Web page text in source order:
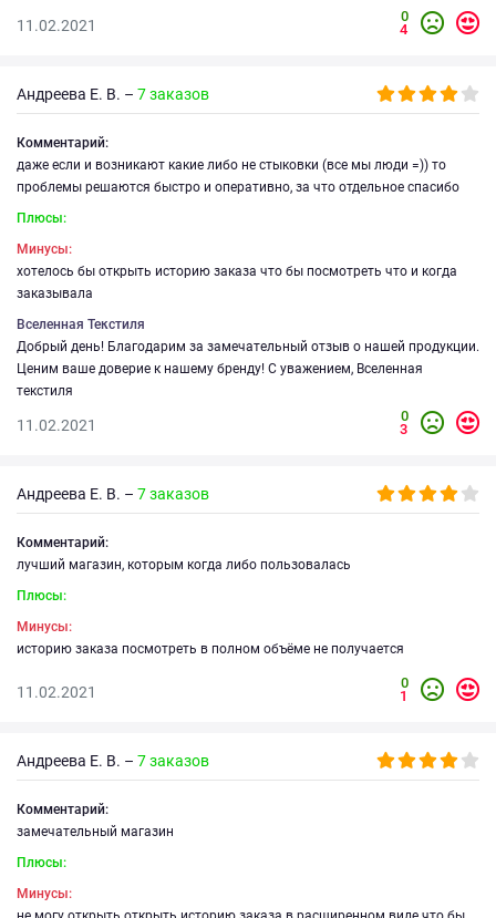
11.02.2021
0
4
Андреева Е. В. – 7 заказов
Комментарий:
даже если и возникают какие либо не стыковки (все мы люди =)) то
проблемы решаются быстро и оперативно, за что отдельное спасибо
Плюсы:
Минусы:
хотелось бы открыть историю заказа что бы посмотреть что и когда
заказывала
Вселенная Текстиля
Добрый день! Благодарим за замечательный отзыв о нашей продукции.
Ценим ваше доверие к нашему бренду! С уважением, Вселенная
текстиля
11.02.2021
0
3
Андреева Е. В. – 7 заказов
Комментарий:
лучший магазин, которым когда либо пользовалась
Плюсы:
Минусы:
историю заказа посмотреть в полном объёме не получается
11.02.2021
0
1
Андреева Е. В. – 7 заказов
Комментарий:
замечательный магазин
Плюсы:
Минусы: